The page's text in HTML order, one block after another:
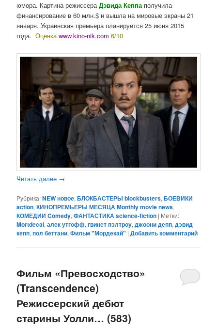
юмора. Картина режиссераДэвида Кеппа получила
финансирование в 60 млн.$ и вышла на мировые экраны 21
января. Украинская премьера планируется 25 июня 2015
года.Оценка www.kino-nik.com6/10
Читать далее →
Рубрика:NEW новое,БЛОКБАСТЕРЫ blockbusters,БОЕВИКИ
action,КИНОПРЕМЬЕРЫ МЕСЯЦА Monthly movie news,
КОМЕДИИ Comedy,ФАНТАСТИКА science-fiction | Метки:
Mortdecai,алек утгофф,гвинет пэлтроу,джоони депп,дэвид
кепп,пол беттани,Фильм "Мордекай" |Добавить комментарий
Фильм «Превосходство»
(Transcendence)
Режиссерский дебют
старины Уолли… (583)